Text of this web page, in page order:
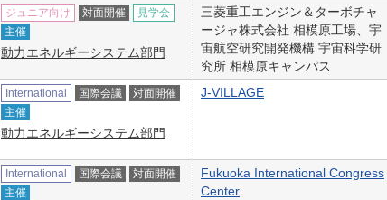
ジュニア向け 対面開催
見学会
主催
動力エネルギーシステム部門
三菱重工エンジン＆ターボチャ
ージャ株式会社 相模原工場、宇
宙航空研究開発機構 宇宙科学研
究所 相模原キャンパス
International 国際会議
対面開催
主催
動力エネルギーシステム部門
J-VILLAGE
International 国際会議
対面開催
主催
Fukuoka International Congress
Center